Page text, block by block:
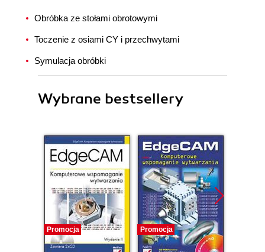
Obróbka ze stołami obrotowymi
Toczenie z osiami CY i przechwytami
Symulacja obróbki
Wybrane bestsellery
Promocja Promocja